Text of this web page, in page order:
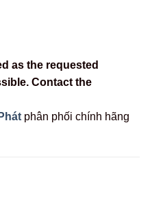
as the requested
Contact the
phân phối chính hãng